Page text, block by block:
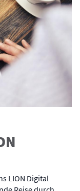
LION Digital